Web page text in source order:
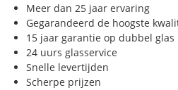
Meer dan 25 jaar ervaring
Gegarandeerd de hoogste
15 jaar garantie op dubbel
24 uurs glasservice
Snelle levertijden
Scherpe prijzen